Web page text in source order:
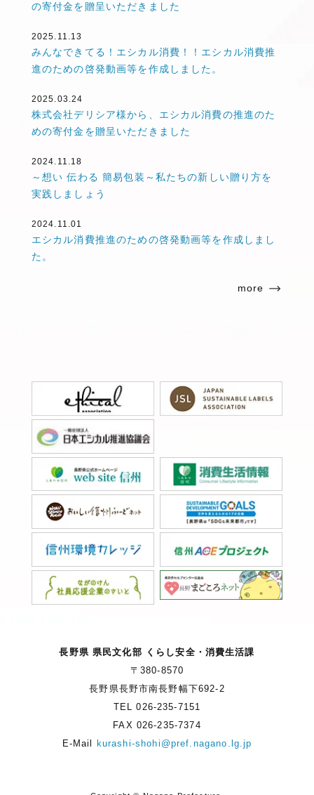
の寄付金を贈呈いただきました
2025.11.13
みんなできてる！エシカル消費！！エシカル消費推
進のための啓発動画等を作成しました。
2025.03.24
株式会社デリシア様から、エシカル消費の推進のた
めの寄付金を贈呈いただきました
2024.11.18
～想い 伝わる 簡易包装～私たちの新しい贈り方を
実践しましょう
2024.11.01
エシカル消費推進のための啓発動画等を作成しまし
た。
more
長野県 県民文化部 くらし安全・消費生活課
〒380-8570
長野県長野市南長野幅下692-2
TEL 026-235-7151
FAX 026-235-7374
E-Mail kurashi-shohi@pref.nagano.lg.jp